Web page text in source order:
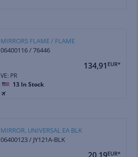
MIRRORS FLAME / FLAME
06400116 / 76446
134,91 EUR*
VE: PR
13 In Stock
MIRROR, UNIVERSAL EA BLK
06400123 / JY121A-BLK
EUR*